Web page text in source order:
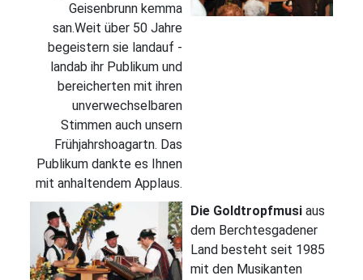
Geisenbrunn kemma
san.Weit über 50 Jahre
begeistern sie landauf -
landab ihr Publikum und
bereicherten mit ihren
unverwechselbaren
Stimmen auch unsern
Frühjahrshoagartn. Das
Publikum dankte es Ihnen
mit anhaltendem Applaus.
Die Goldtropfmusi aus
dem Berchtesgadener
Land besteht seit 1985
mit den Musikanten